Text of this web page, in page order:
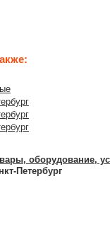
оборудование,
Петербург